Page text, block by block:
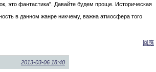
это фантастика". Давайте будем проще. Историческая
в данном жанре никчему, важна атмосфера того
回應
2013-03-06 18:40